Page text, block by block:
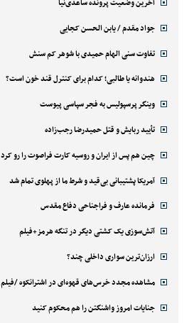
آخرین وضعیت پرونده ساعدی‌نیا
جواد مقدم / یابن الحسن کجایی
تفاوت سنی الهام حمیدی با شوهر کم سنش
هندوانه یا طالبی؛ کدام‌ برای کنترل قند خون است؟
وینگر پرسپولیس به فجر سپاسی پیوست
تأیید ربایش و قتل حمیدرضا رجب‌زاده
چین هم پس از ایران و روسیه کارت فراصوت را رو کرد
آمریکا پشتیبانی بی‌قید و شرط ما از پهلوی تمام شد
فرمانده عارف و فراجناحی دفاع مقدس
آتش‌سوزی یک کشتی دیگر در تنگه هرمز+فیلم
ارزان‌ترین سواری داخلی چند؟
مشاهده مجدد خرس‌های قهوه‌ای در اشترانکوه /فیلم
جنایات امروز واشنگتن را هم محکوم کنید